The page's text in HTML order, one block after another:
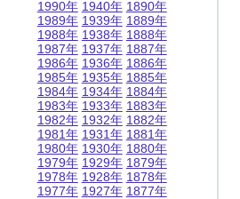
1990年
1989年
1988年
1987年
1986年
1985年
1984年
1983年
1982年
1981年
1980年
1979年
1978年
1977年
1940年
1939年
1938年
1937年
1936年
1935年
1934年
1933年
1932年
1931年
1930年
1929年
1928年
1927年
1890年
1889年
1888年
1887年
1886年
1885年
1884年
1883年
1882年
1881年
1880年
1879年
1878年
1877年